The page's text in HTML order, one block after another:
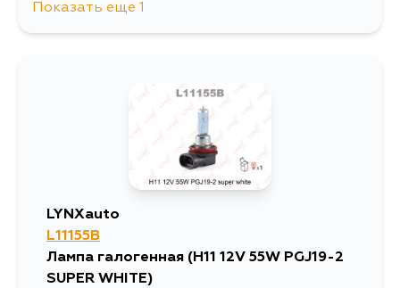
Показать еще 1
LYNXauto
L11155B
Лампа галогенная (H11 12V 55W PGJ19-2
SUPER WHITE)